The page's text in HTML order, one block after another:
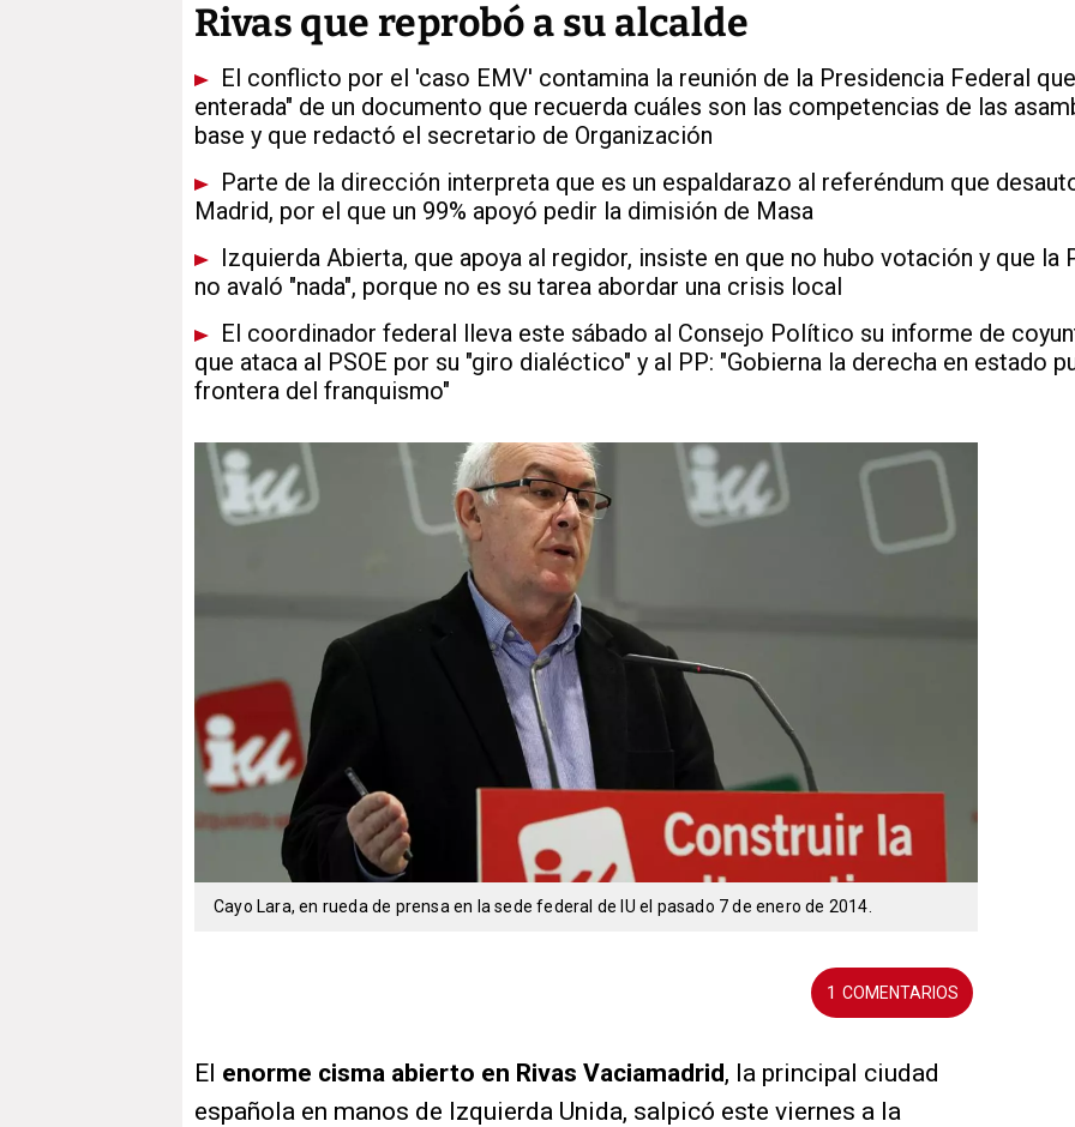
Rivas que reprobó a su alcalde
El conflicto por el 'caso EMV' contamina la reunión de la Presidencia Federal
enterada" de un documento que recuerda cuáles son las competencias de las
base y que redactó el secretario de Organización
Parte de la dirección interpreta que es un espaldarazo al referéndum que
Madrid, por el que un 99% apoyó pedir la dimisión de Masa
Izquierda Abierta, que apoya al regidor, insiste en que no hubo votación y que la
no avaló "nada", porque no es su tarea abordar una crisis local
El coordinador federal lleva este sábado al Consejo Político su informe de
que ataca al PSOE por su "giro dialéctico" y al PP: "Gobierna la derecha en estado
frontera del franquismo"
Cayo Lara, en rueda de prensa en la sede federal de IU el pasado 7 de enero de 2014.
1
El enorme cisma abierto en Rivas Vaciamadrid, la principal ciudad
española en manos de Izquierda Unida, salpicó este viernes a la